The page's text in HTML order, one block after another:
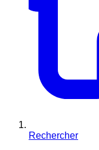
Rechercher